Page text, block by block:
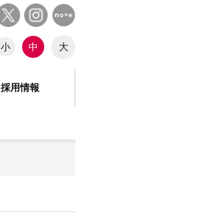
採用情報
小 中 大